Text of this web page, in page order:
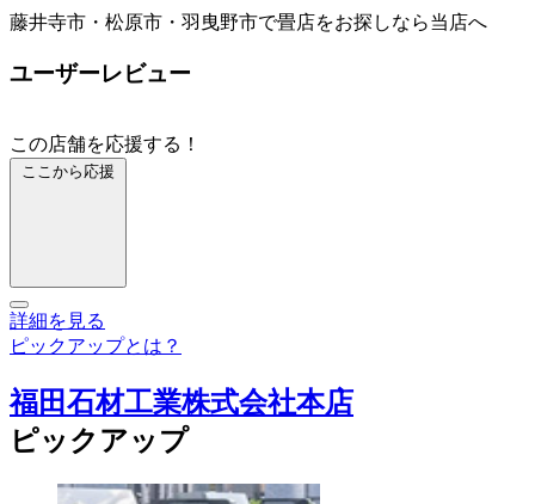
藤井寺市・松原市・羽曳野市で畳店をお探しなら当店へ
ユーザーレビュー
この店舗を応援する！
ここから応援
詳細を見る
ピックアップとは？
福田石材工業株式会社本店
ピックアップ